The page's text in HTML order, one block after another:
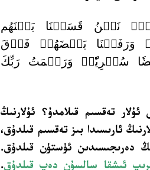
نَحۡنُ قَسَمۡنَا بَيۡنَهُم
وَرَفَعۡنَا بَعۡضَهُمۡ فَوۡقَ
سُخۡرِيّٗاۗ وَرَحۡمَتُ رَبِّكَ
تەقسىم قىلامدۇ؟ ئۇلارنىڭ
ئارىسىدا بىز تەقسىم قىلدۇق،
دەرىجىسىدىن ئۈستۈن قىلدۇق.
ئىشقا سالسۇن دەپ قىلدۇق.